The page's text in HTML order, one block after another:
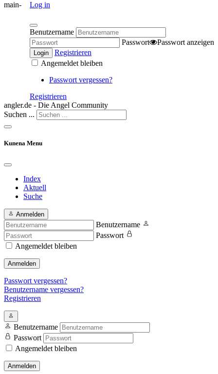
Log in
Benutzername
Passwort
Passwort anzeigen
Login
Registrieren
Angemeldet bleiben
Passwort vergessen?
Registrieren
main-
angler.de - Die Angel Community
Suchen ...
Kunena Menu
Index
Aktuell
Suche
Anmelden
Benutzername
Passwort
Angemeldet bleiben
Anmelden
Passwort vergessen?
Benutzername vergessen?
Registrieren
Benutzername
Passwort
Angemeldet bleiben
Anmelden